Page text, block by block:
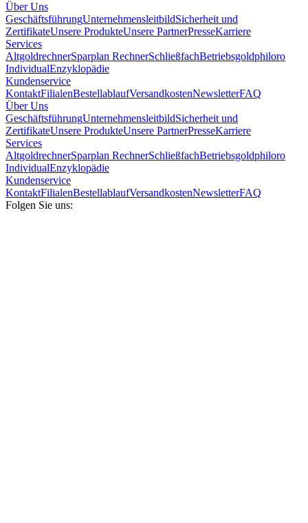
Über Uns
GeschäftsführungUnternehmensleitbildSicherheit und
ZertifikateUnsere ProdukteUnsere PartnerPresseKarriere
Services
AltgoldrechnerSparplan RechnerSchließfachBetriebsgoldphiloro
IndividualEnzyklopädie
Kundenservice
KontaktFilialenBestellablaufVersandkostenNewsletterFAQ
Über Uns
GeschäftsführungUnternehmensleitbildSicherheit und
ZertifikateUnsere ProdukteUnsere PartnerPresseKarriere
Services
AltgoldrechnerSparplan RechnerSchließfachBetriebsgoldphiloro
IndividualEnzyklopädie
Kundenservice
KontaktFilialenBestellablaufVersandkostenNewsletterFAQ
Folgen Sie uns: